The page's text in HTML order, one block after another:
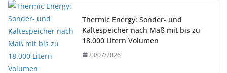
Thermic Energy: Sonder- und
Kältespeicher nach Maß mit bis zu
18.000 Litern Volumen
23/07/2026